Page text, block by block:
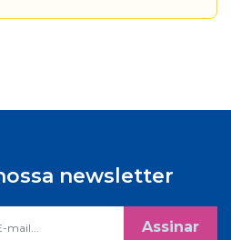
newsletter
Assinar